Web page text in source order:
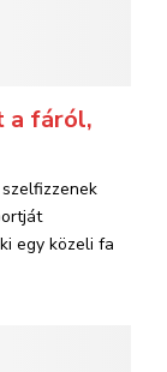
a fáról,
egy közeli fa